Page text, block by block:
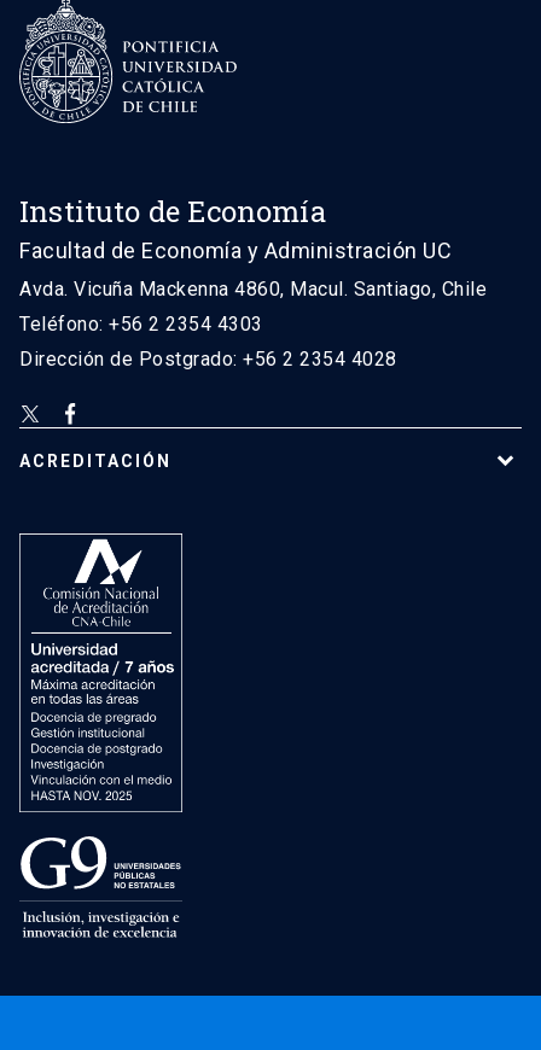
Instituto de Economía
Facultad de Economía y Administración UC
Avda. Vicuña Mackenna 4860, Macul. Santiago, Chile
Teléfono: +56 2 2354 4303
Dirección de Postgrado: +56 2 2354 4028
ACREDITACIÓN